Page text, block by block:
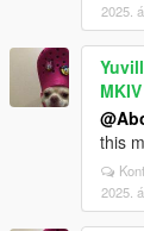
2025.
MKIV
this
2025.